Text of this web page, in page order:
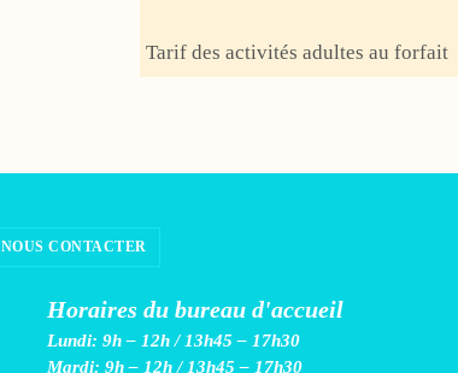
Tarif des activités adultes au forfait
NOUS CONTACTER
Horaires du bureau d'accueil
Lundi: 9h – 12h / 13h45 – 17h30
Mardi: 9h – 12h / 13h45 – 17h30